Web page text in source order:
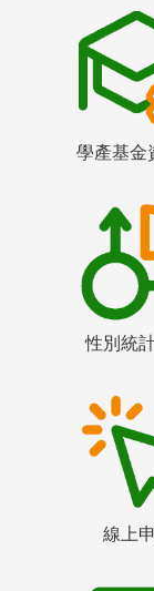
學產基金
性別統
線上